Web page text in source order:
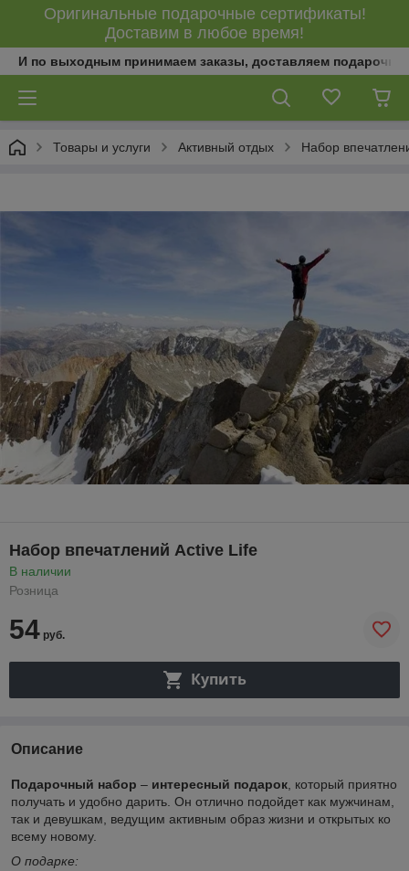
Оригинальные подарочные сертификаты!
Доставим в любое время!
И по выходным принимаем заказы, доставляем
Товары и услуги Активный отдых Набор
Набор впечатлений Active Life
В наличии
Розница
54 руб.
Купить
Описание
Подарочный набор – интересный подарок , который приятно
получать и удобно дарить. Он отлично подойдет как мужчинам,
так и девушкам, ведущим активным образ жизни и открытых ко
всему новому.
О подарке: